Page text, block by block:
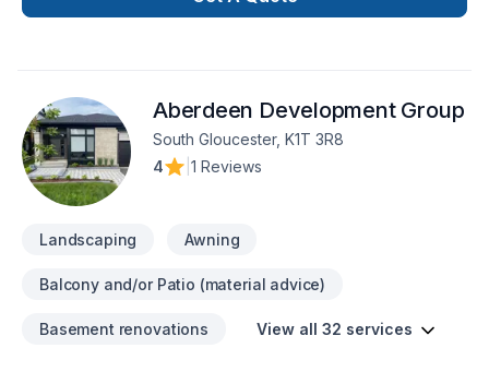
Aberdeen Development Group
South Gloucester, K1T 3R8
4
1 Reviews
Landscaping Awning
Balcony and/or Patio (material advice)
Basement renovations View all 32 services